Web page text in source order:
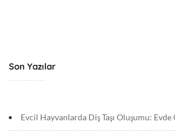
Son Yazılar
Evcil Hayvanlarda Diş Taşı Oluşumu: